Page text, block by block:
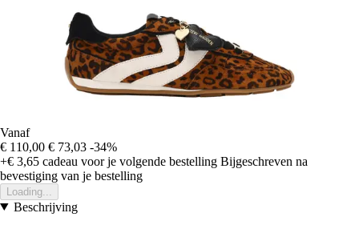
Vanaf
€ 110,00 € 73,03 -34%
+€ 3,65 cadeau voor je volgende bestelling Bijgeschreven na
bevestiging van je bestelling
Loading...
Beschrijving